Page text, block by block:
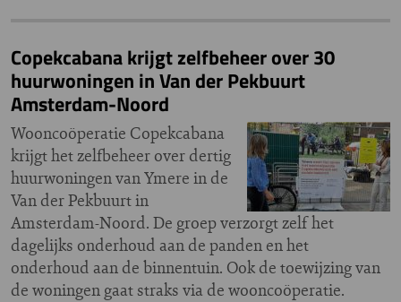
Copekcabana krijgt zelfbeheer over 30
huurwoningen in Van der Pekbuurt
Amsterdam-Noord
Wooncoöperatie Copekcabana
krijgt het zelfbeheer over dertig
huurwoningen van Ymere in de
Van der Pekbuurt in
Amsterdam-Noord. De groep verzorgt zelf het
dagelijks onderhoud aan de panden en het
onderhoud aan de binnentuin. Ook de toewijzing van
de woningen gaat straks via de wooncoöperatie.